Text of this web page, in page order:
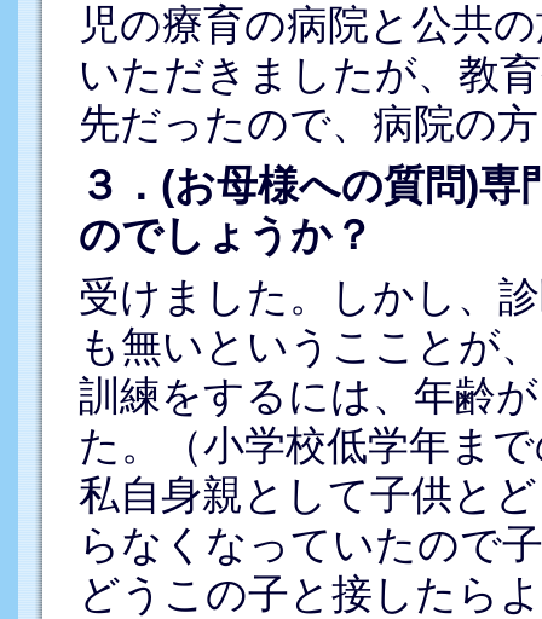
児の療育の病院と公共
いただきましたが、教
先だったので、病院の
３．(お母様への質問)
のでしょうか？
受けました。しかし、
も無いというこことが
訓練をするには、年齢
た。（小学校低学年ま
私自身親として子供と
らなくなっていたので
どうこの子と接したら